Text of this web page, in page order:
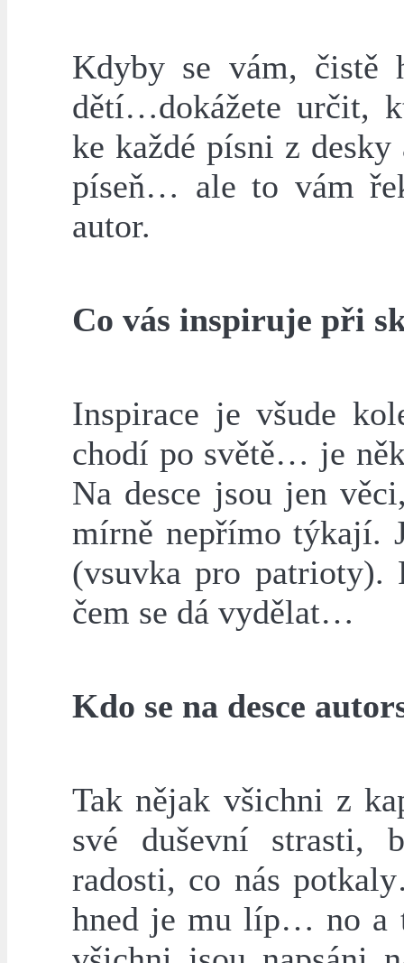
Kdyby se vám, čistě
dětí…dokážete určit,
ke každé písni z
píseň… ale to vám
autor.
Co vás inspiruje při
Inspirace je všude
chodí po světě… je
Na desce jsou jen
mírně nepřímo týkají.
(vsuvka pro patrioty).
čem se dá vydělat…
Kdo se na desce
Tak nějak všichni z
své duševní strasti,
radosti, co nás
hned je mu líp… no